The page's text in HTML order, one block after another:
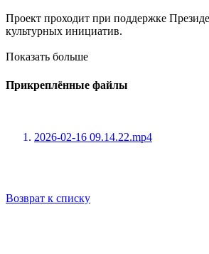
Проект проходит при поддержке
культурных инициатив.
Показать больше
Прикреплённые файлы
2026-02-16 09.14.22.mp4
Возврат к списку